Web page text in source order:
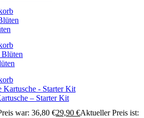
– Starter Kit
war: 36,80 €29,90 €Aktueller Preis ist: